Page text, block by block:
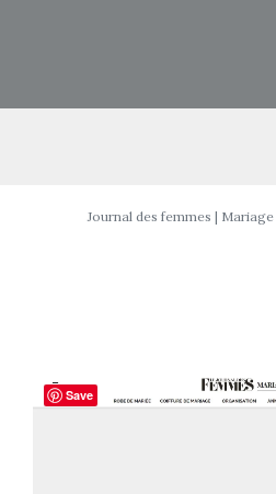
Journal des femmes | Mariage
Save